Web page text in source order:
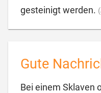
gesteinigt werden. (
Gute
Bei einem Sklaven